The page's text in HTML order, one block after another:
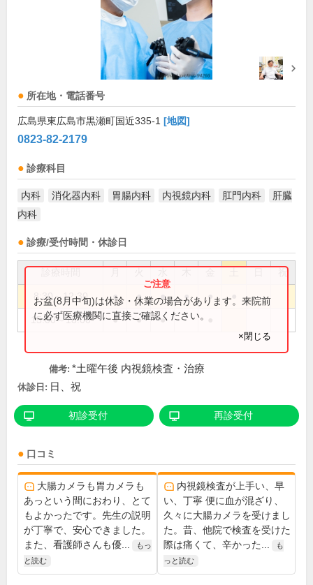
所在地・電話番号
広島県東広島市黒瀬町国近335-1 [地図]
0823-82-2179
診療科目
内科 消化器内科 胃腸内科 内視鏡内科 肛門内科
肝臓
内科
診療/受付時間・休診日
祝
8:30～12:30 ● ● ● ● ●
15:00～18:00 ● ● ●
お盆(8月中旬)は休診・休業の場合があります。来院前
に必ず医療機関に直接ご確認ください。
×閉じる
備考: *土曜午後 内視鏡検査・治療
休診日: 日、祝
初診受付 再診受付
口コミ
大腸カメラも胃カメラも
あっという間におわり、とて
もよかったです。先生の説明
が丁寧で、安心できました。
また、看護師さんも優...
もっ
と読む
内視鏡検査が上手い、早
い、丁寧 便に血が混ざり、
久々に大腸カメラを受けまし
た。昔、他院で検査を受けた
際は痛くて、辛かった...
も
っと読む